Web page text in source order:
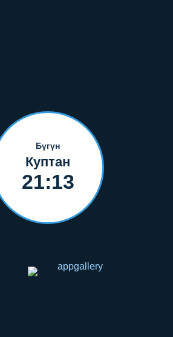
Бүгүн
Куптан
21:13